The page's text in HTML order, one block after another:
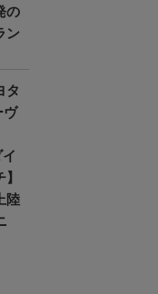
の
ン
タ
ヴ
陸